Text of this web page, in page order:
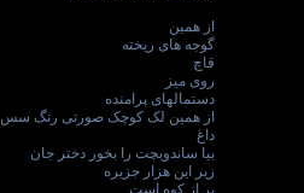
از همین
گوجه های ریخته
قاچ
روی میز
دستمالهای پرامنده
از همین لک کوچک صورتی رنگ سس
داغ
بیا ساندویچت را بخور دختر جان
زیر این هزار جزیره
پر از کوه است